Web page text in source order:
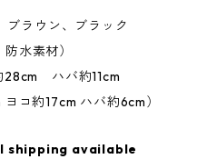
ブラウン、ブラック
水素材）
ハバ約11cm
コ約17cm ハバ約6cm）
shipping available